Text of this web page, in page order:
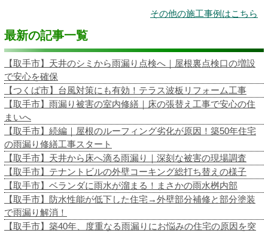
その他の施工事例はこちら
最新の記事一覧
【取手市】天井のシミから雨漏り点検へ｜屋根裏点検口の増設
で安心を確保
【つくば市】台風対策にも有効！テラス波板リフォーム工事
【取手市】雨漏り被害の室内修繕｜床の張替え工事で安心の住
まいへ
【取手市】続編｜屋根のルーフィング劣化が原因！築50年住宅
の雨漏り修繕工事スタート
【取手市】天井から床へ滴る雨漏り｜深刻な被害の現場調査
【取手市】テナントビルの外壁コーキング総打ち替えの様子
【取手市】ベランダに雨水が溜まる！まさかの雨水桝内部
【取手市】防水性能が低下した住宅→外壁部分補修と部分塗装
で雨漏り解消！
【取手市】築40年、度重なる雨漏りにお悩みの住宅の原因を突